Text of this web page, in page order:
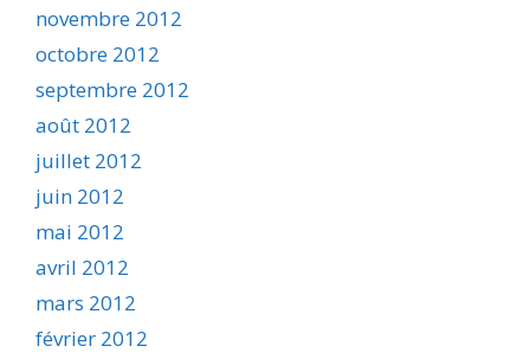
novembre 2012
octobre 2012
septembre 2012
août 2012
juillet 2012
juin 2012
mai 2012
avril 2012
mars 2012
février 2012